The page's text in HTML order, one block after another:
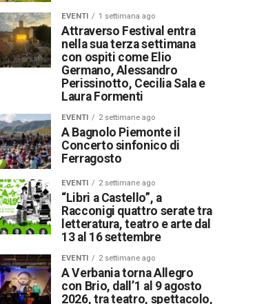
EVENTI 1 settimana ago
Attraverso Festival entra
nella sua terza settimana
con ospiti come Elio
Germano, Alessandro
Perissinotto, Cecilia Sala e
Laura Formenti
EVENTI 2 settimane ago
A Bagnolo Piemonte il
Concerto sinfonico di
Ferragosto
EVENTI 2 settimane ago
“Libri a Castello”, a
Racconigi quattro serate tra
letteratura, teatro e arte dal
13 al 16 settembre
EVENTI 2 settimane ago
A Verbania torna Allegro
con Brio, dall’1 al 9 agosto
2026, tra teatro, spettacolo,